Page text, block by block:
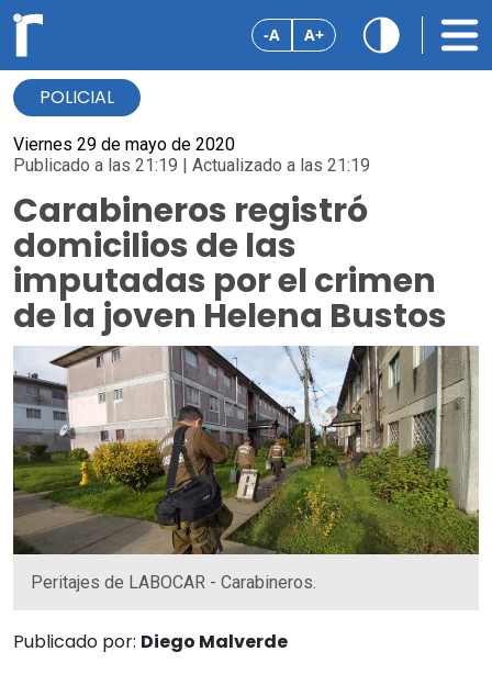
-A A+
POLICIAL
Viernes 29 de mayo de 2020
Publicado a las 21:19 | Actualizado a las 21:19
Carabineros registró
domicilios de las
imputadas por el crimen
de la joven Helena Bustos
Peritajes de LABOCAR - Carabineros.
Publicado por: Diego Malverde